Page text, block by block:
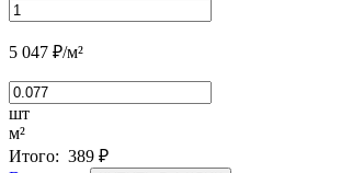
5 047 ₽/м²
шт
м²
Итого: 389 ₽